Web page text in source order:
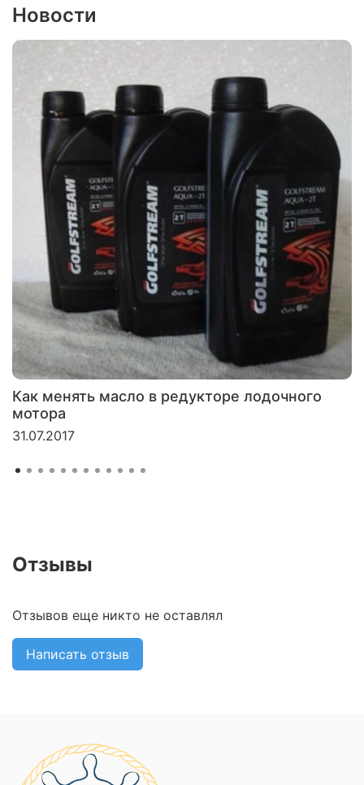
Новости
Как менять масло в редукторе лодочного
мотора
31.07.2017
Отзывы
Отзывов еще никто не оставлял
Написать отзыв